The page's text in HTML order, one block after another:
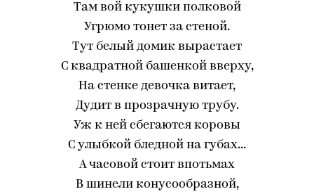
Там вой кукушки полковой
Угрюмо тонет за стеной.
Тут белый домик вырастает
С квадратной башенкой вверху,
На стенке девочка витает,
Дудит в прозрачную трубу.
Уж к ней сбегаются коровы
С улыбкой бледной на губах...
А часовой стоит впотьмах
В шинели конусообразной,